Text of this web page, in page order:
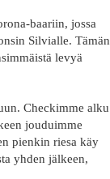
baariin, jossa
Silvialle. Tämän
levyä
Checkimme alku
jouduimme
pienkin riesa käy
yhden jälkeen,